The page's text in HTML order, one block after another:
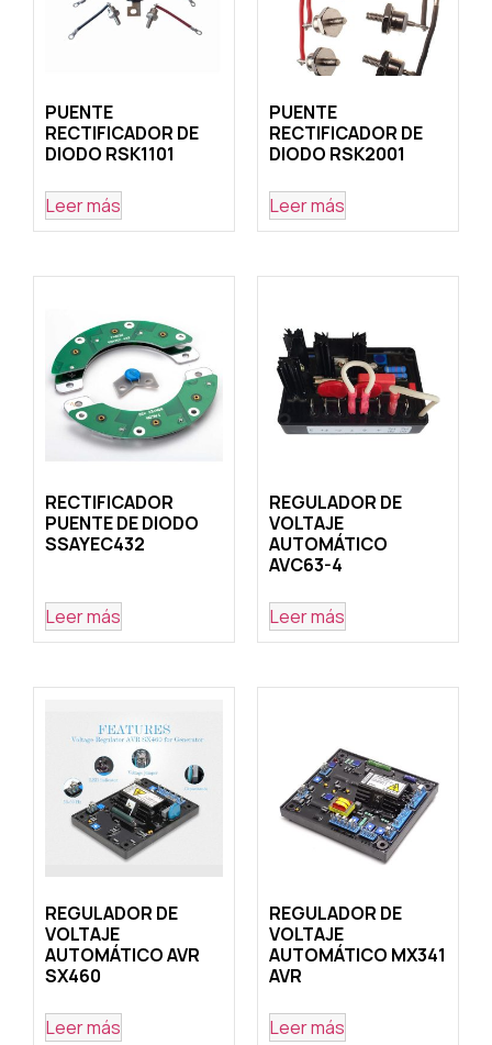
PUENTE
RECTIFICADOR DE
DIODO RSK1101
Leer más
PUENTE
RECTIFICADOR DE
DIODO RSK2001
Leer más
RECTIFICADOR
PUENTE DE DIODO
SSAYEC432
Leer más
REGULADOR DE
VOLTAJE
AUTOMÁTICO
AVC63-4
Leer más
REGULADOR DE
VOLTAJE
AUTOMÁTICO AVR
SX460
Leer más
REGULADOR DE
VOLTAJE
AUTOMÁTICO MX341
AVR
Leer más